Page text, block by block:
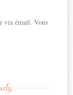
via émail. Vous